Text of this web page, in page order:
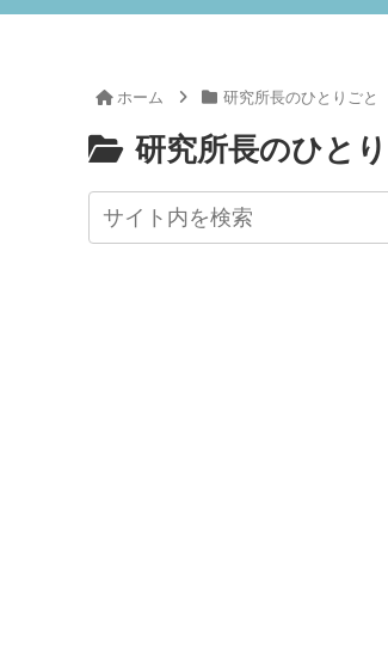
ホーム 研究所長のひとりごと
研究所長のひと